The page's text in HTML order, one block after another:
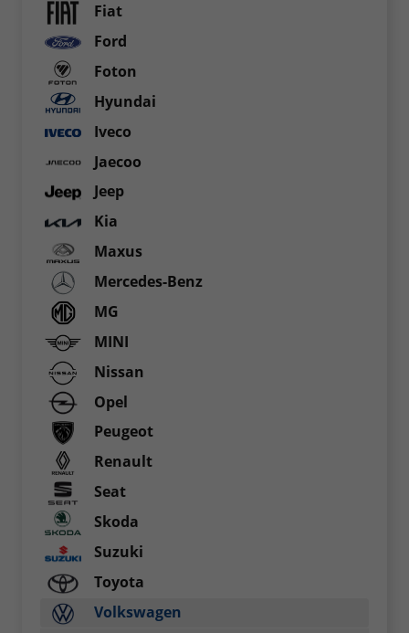
Fiat
Ford
Foton
Hyundai
Iveco
Jaecoo
Jeep
Kia
Maxus
Mercedes-Benz
MG
MINI
Nissan
Opel
Peugeot
Renault
Seat
Skoda
Suzuki
Toyota
Volkswagen